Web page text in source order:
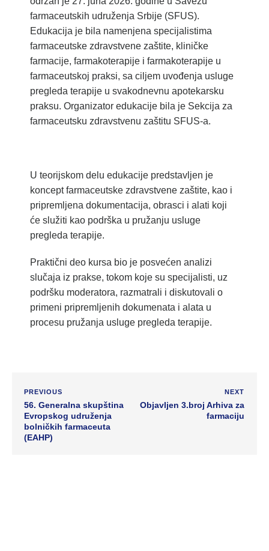
farmaceutskih udruženja Srbije (SFUS).
Edukacija je bila namenjena specijalistima
farmaceutske zdravstvene zaštite, kliničke
farmacije, farmakoterapije i farmakoterapije u
farmaceutskoj praksi, sa ciljem uvođenja usluge
pregleda terapije u svakodnevnu apotekarsku
praksu. Organizator edukacije bila je Sekcija za
farmaceutsku zdravstvenu zaštitu SFUS-a.
U teorijskom delu edukacije predstavljen je
koncept farmaceutske zdravstvene zaštite, kao i
pripremljena dokumentacija, obrasci i alati koji
će služiti kao podrška u pružanju usluge
pregleda terapije.
Praktični deo kursa bio je posvećen analizi
slučaja iz prakse, tokom koje su specijalisti, uz
podršku moderatora, razmatrali i diskutovali o
primeni pripremljenih dokumenata i alata u
procesu pružanja usluge pregleda terapije.
PREVIOUS
56. Generalna skupština
Evropskog udruženja
bolničkih farmaceuta
(EAHP)
NEXT
Objavljen 3.broj Arhiva za
farmaciju